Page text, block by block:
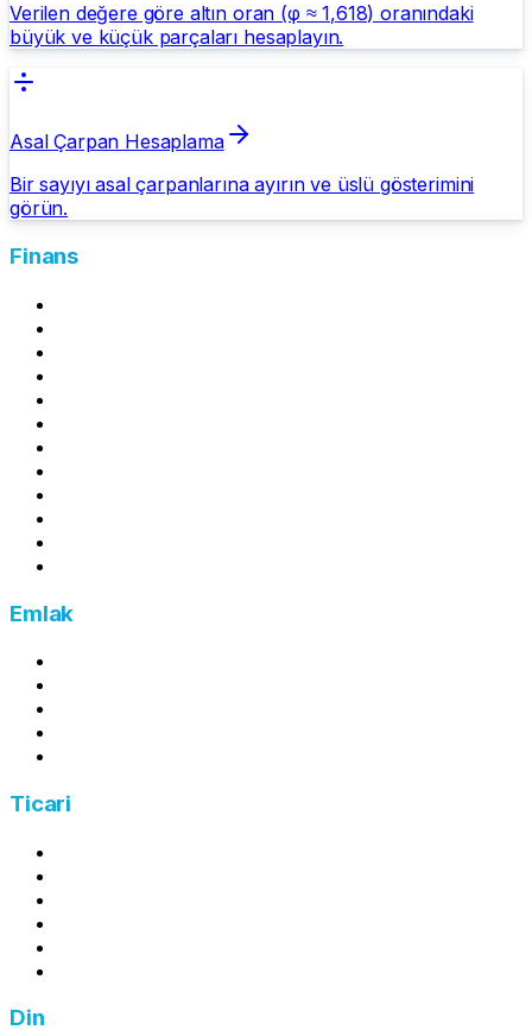
Verilen değere göre altın oran (φ ≈ 1,618) oranındaki
büyük ve küçük parçaları hesaplayın.
Asal Çarpan Hesaplama
Bir sayıyı asal çarpanlarına ayırın ve üslü gösterimini
görün.
Finans
Emlak
Ticari
Din